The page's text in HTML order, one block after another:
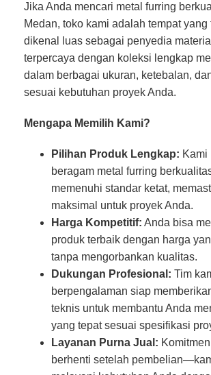
Jika Anda mencari metal furring
Medan, toko kami adalah tempat yang
dikenal luas sebagai penyedia
terpercaya dengan koleksi lengkap
dalam berbagai ukuran, ketebalan,
sesuai kebutuhan proyek Anda.
Mengapa Memilih Kami?
Pilihan Produk Lengkap: Kami
beragam metal furring
memenuhi standar ketat,
maksimal untuk proyek Anda.
Harga Kompetitif: Anda bisa
produk terbaik dengan harga
tanpa mengorbankan kualitas.
Dukungan Profesional: Tim
berpengalaman siap
teknis untuk membantu Anda
yang tepat sesuai spesifikasi
Layanan Purna Jual:
berhenti setelah